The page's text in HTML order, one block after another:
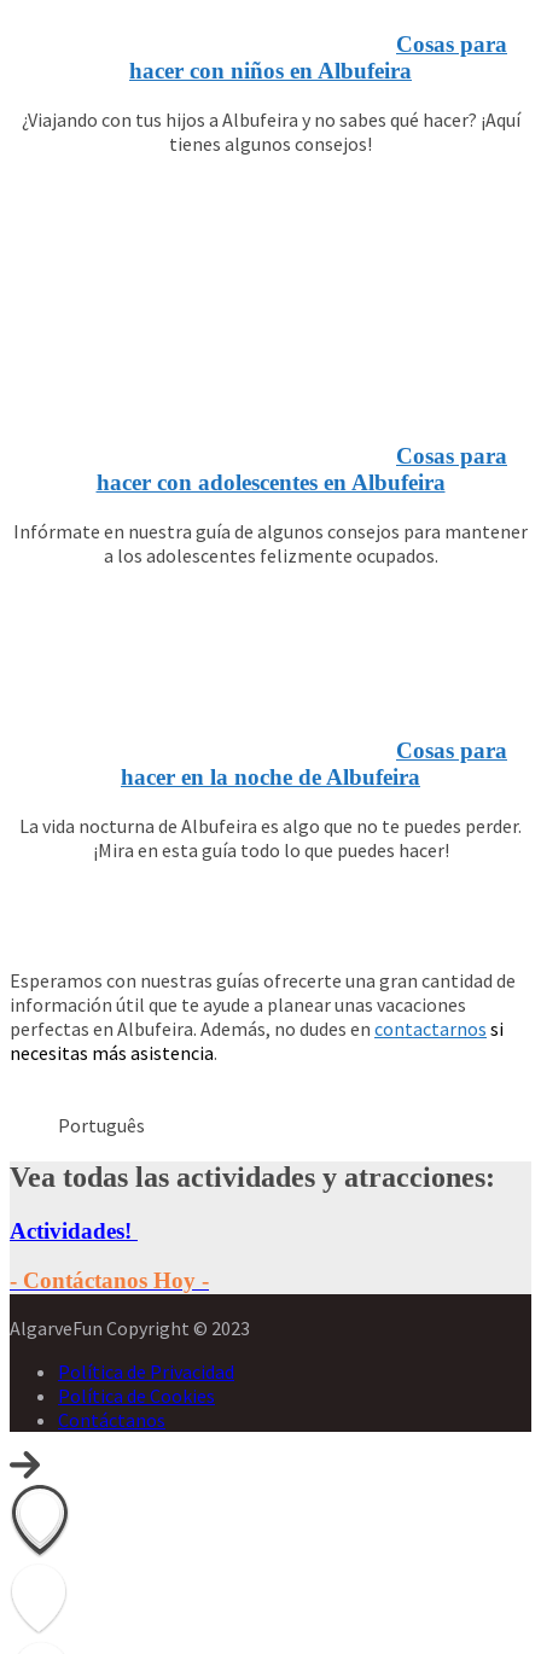
Cosas para
hacer con niños en Albufeira
¿Viajando con tus hijos a Albufeira y no sabes qué hacer? ¡Aquí
tienes algunos consejos!
Cosas para
hacer con adolescentes en Albufeira
Infórmate en nuestra guía de algunos consejos para mantener
a los adolescentes felizmente ocupados.
Cosas para
hacer en la noche de Albufeira
La vida nocturna de Albufeira es algo que no te puedes perder.
¡Mira en esta guía todo lo que puedes hacer!
Esperamos con nuestras guías ofrecerte una gran cantidad de
información útil que te ayude a planear unas vacaciones
perfectas en Albufeira. Además, no dudes en contactarnos si
necesitas más asistencia.
Português
Vea todas las actividades y atracciones:
Actividades!
- Contáctanos Hoy -
AlgarveFun Copyright © 2023
Política de Privacidad
Política de Cookies
Contáctanos